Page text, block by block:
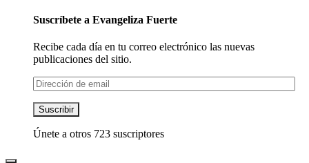
Suscríbete a Evangeliza Fuerte
Recibe cada día en tu correo electrónico las nuevas
publicaciones del sitio.
Dirección
de
email
Suscribir
Únete a otros 723 suscriptores